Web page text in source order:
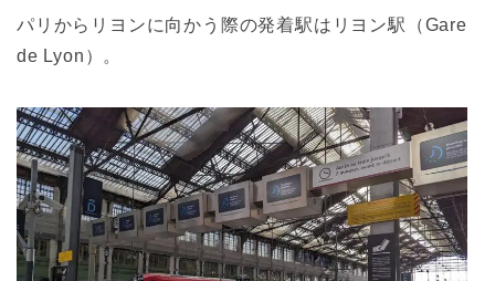
パリからリヨンに向かう際の発着駅はリヨン駅（Gare
de Lyon）。